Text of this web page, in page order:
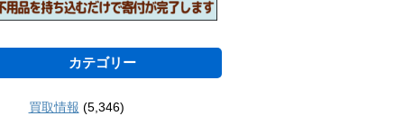
カテゴリー
買取情報 (5,346)